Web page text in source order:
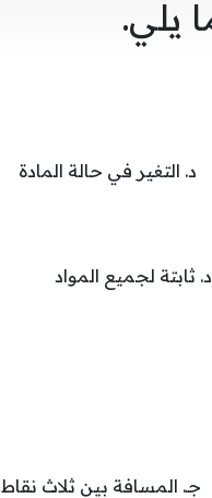
يلي.
في حالة المادة
لجميع المواد
المسافة بين ثلاث